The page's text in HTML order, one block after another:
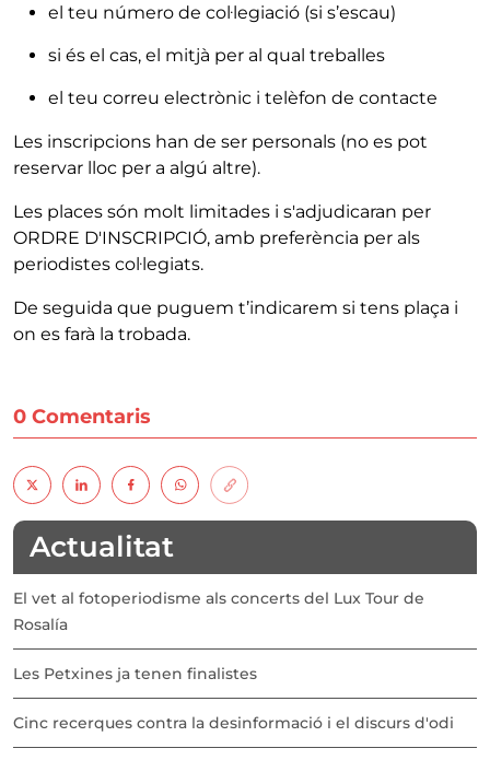
el teu número de col·legiació (si s’escau)
si és el cas, el mitjà per al qual treballes
el teu correu electrònic i telèfon de contacte
Les inscripcions han de ser personals (no es pot
reservar lloc per a algú altre).
Les places són molt limitades i s'adjudicaran per
ORDRE D'INSCRIPCIÓ, amb preferència per als
periodistes col·legiats.
De seguida que puguem t’indicarem si tens plaça i
on es farà la trobada.
0 Comentaris
Actualitat
El vet al fotoperiodisme als concerts del Lux Tour de
Rosalía
Les Petxines ja tenen finalistes
Cinc recerques contra la desinformació i el discurs d'odi